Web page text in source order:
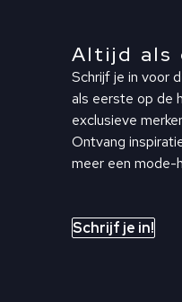
Altijd als
Schrijf je in voor
als eerste op de
exclusieve
Ontvang
meer een mode-
Schrijf je in!